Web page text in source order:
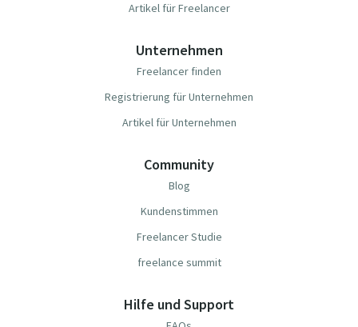
Artikel für Freelancer
Unternehmen
Freelancer finden
Registrierung für Unternehmen
Artikel für Unternehmen
Community
Blog
Kundenstimmen
Freelancer Studie
freelance summit
Hilfe und Support